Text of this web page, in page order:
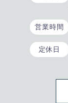
営業時間
定休日